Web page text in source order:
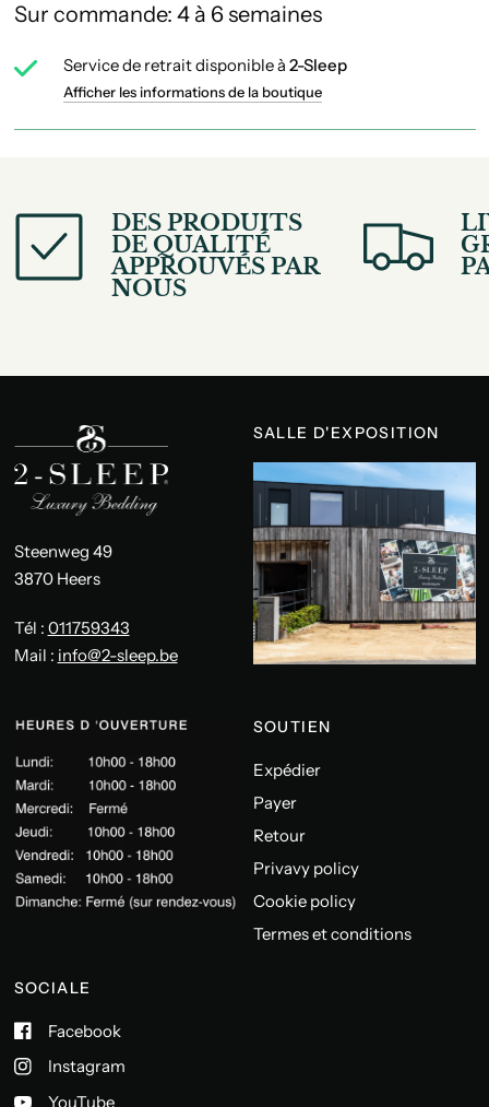
Sur commande: 4 à 6 semaines
Service de retrait disponible à 2-Sleep
Afficher les informations de la boutique
DES PRODUITS
DE QUALITÉ
APPROUVÉS PAR
NOUS
Steenweg 49
3870 Heers
Tél : 011759343
Mail : info@2-sleep.be
SALLE D'EXPOSITION
SOUTIEN
Expédier
Payer
Retour
Privavy policy
Cookie policy
Termes et conditions
SOCIALE
Facebook
Instagram
YouTube